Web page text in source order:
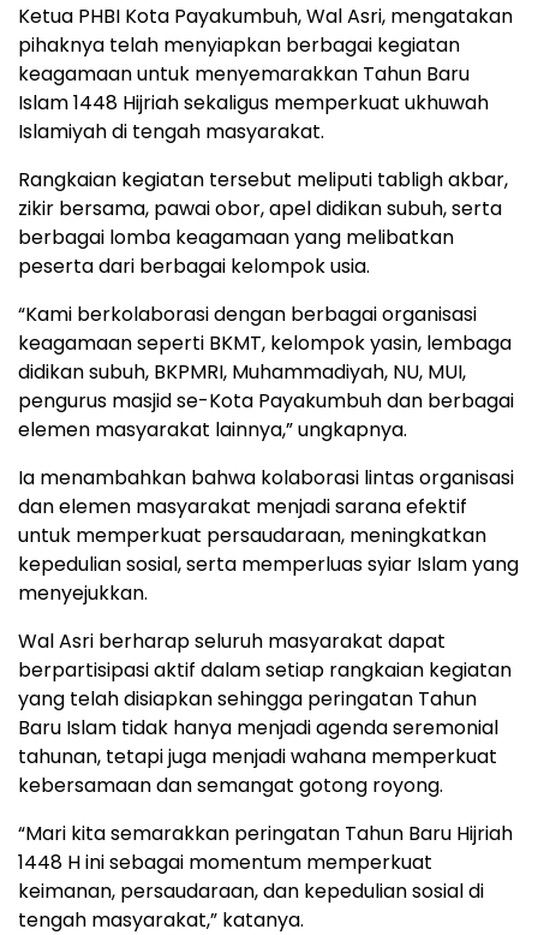
Ketua PHBI Kota Payakumbuh, Wal Asri, mengatakan
pihaknya telah menyiapkan berbagai kegiatan
keagamaan untuk menyemarakkan Tahun Baru
Islam 1448 Hijriah sekaligus memperkuat ukhuwah
Islamiyah di tengah masyarakat.
Rangkaian kegiatan tersebut meliputi tabligh akbar,
zikir bersama, pawai obor, apel didikan subuh, serta
berbagai lomba keagamaan yang melibatkan
peserta dari berbagai kelompok usia.
“Kami berkolaborasi dengan berbagai organisasi
keagamaan seperti BKMT, kelompok yasin, lembaga
didikan subuh, BKPMRI, Muhammadiyah, NU, MUI,
pengurus masjid se-Kota Payakumbuh dan berbagai
elemen masyarakat lainnya,” ungkapnya.
Ia menambahkan bahwa kolaborasi lintas organisasi
dan elemen masyarakat menjadi sarana efektif
untuk memperkuat persaudaraan, meningkatkan
kepedulian sosial, serta memperluas syiar Islam yang
menyejukkan.
Wal Asri berharap seluruh masyarakat dapat
berpartisipasi aktif dalam setiap rangkaian kegiatan
yang telah disiapkan sehingga peringatan Tahun
Baru Islam tidak hanya menjadi agenda seremonial
tahunan, tetapi juga menjadi wahana memperkuat
kebersamaan dan semangat gotong royong.
“Mari kita semarakkan peringatan Tahun Baru Hijriah
1448 H ini sebagai momentum memperkuat
keimanan, persaudaraan, dan kepedulian sosial di
tengah masyarakat,” katanya.